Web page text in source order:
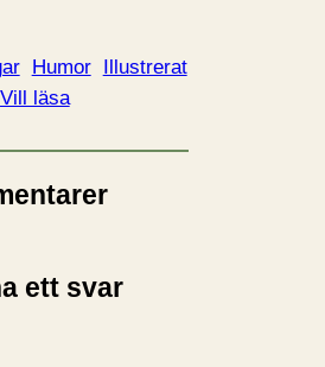
Humor Illustrerat
Vill läsa
ett svar